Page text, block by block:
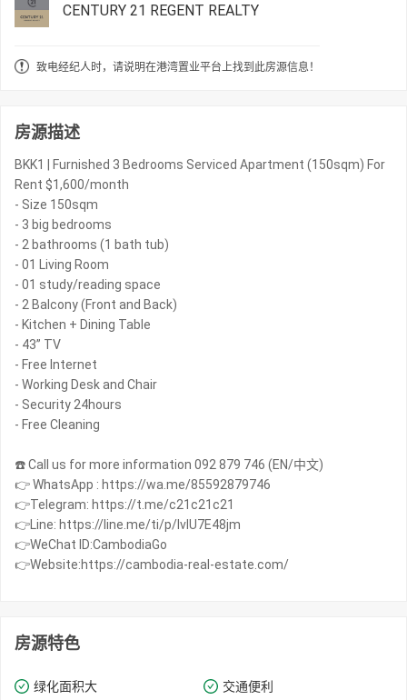
CENTURY 21 REGENT REALTY
致电经纪人时，请说明在港湾置业平台上找到此房源信息！
房源描述
BKK1 | Furnished 3 Bedrooms Serviced Apartment (150sqm) For
Rent $1,600/month
- Size 150sqm
- 3 big bedrooms
- 2 bathrooms (1 bath tub)
- 01 Living Room
- 01 study/reading space
- 2 Balcony (Front and Back)
- Kitchen + Dining Table
- 43” TV
- Free Internet
- Working Desk and Chair
- Security 24hours
- Free Cleaning
☎️ Call us for more information 092 879 746 (EN/中文)
👉 WhatsApp : https://wa.me/85592879746
👉Telegram: https://t.me/c21c21c21
👉Line: https://line.me/ti/p/IvIU7E48jm
👉WeChat ID:CambodiaGo
👉Website:https://cambodia-real-estate.com/
房源特色
绿化面积大 交通便利